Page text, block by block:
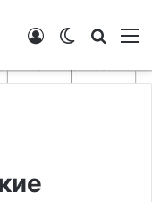
Switch skin
Войти